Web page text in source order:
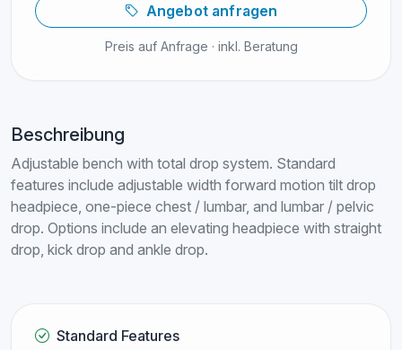
Angebot anfragen
Preis auf Anfrage · inkl. Beratung
Beschreibung
Adjustable bench with total drop system. Standard
features include adjustable width forward motion tilt drop
headpiece, one-piece chest / lumbar, and lumbar / pelvic
drop. Options include an elevating headpiece with straight
drop, kick drop and ankle drop.
Standard Features